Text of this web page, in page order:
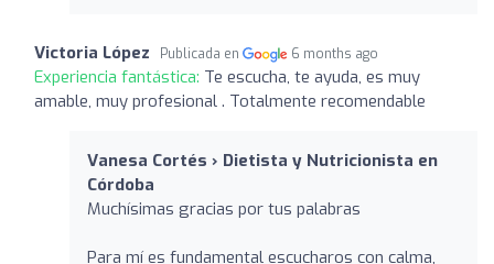
Victoria López Publicada en 6 months ago
Experiencia fantástica: Te escucha, te ayuda, es muy
amable, muy profesional . Totalmente recomendable
Vanesa Cortés › Dietista y Nutricionista en
Córdoba
Muchísimas gracias por tus palabras
Para mí es fundamental escucharos con calma,